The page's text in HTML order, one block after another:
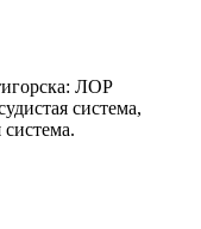
ЛОР
система,